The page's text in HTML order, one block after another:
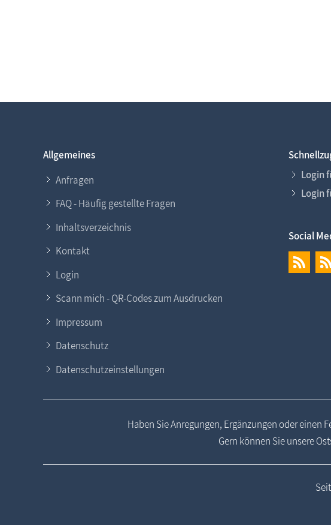
Allgemeines
Anfragen
FAQ - Häufig gestellte Fragen
Inhaltsverzeichnis
Kontakt
Login
Scann mich - QR-Codes zum Ausdrucken
Impressum
Datenschutz
Datenschutzeinstellungen
Login
Login
Social
Haben Sie Anregungen, Ergänzungen oder einen
Gern können Sie unsere